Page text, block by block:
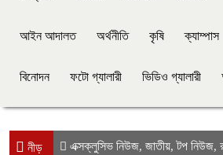
আইন আদালত অর্থনীতি কৃষি ক্যাম্পাস
বিনোদন ফটো গ্যালারী ভিডিও গ্যালারী
নীড় এক্সক্লুসিভ নিউজ, জাতীয়,টপ নিউজ,